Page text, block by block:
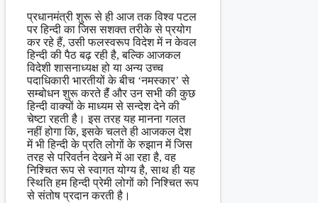
प्रधानमंत्री शुरू से ही आज तक विश्व पटल
पर हिन्दी का जिस सशक्त तरीके से प्रयोग
कर रहे हैं, उसी फलस्वरूप विदेश में न केवल
हिन्दी की पैठ बढ़ रही है, बल्कि आजकल
विदेशी शासनाध्यक्ष हो या अन्य उच्च
पदाधिकारी भारतीयों के बीच ‘नमस्कार’ से
सम्बोधन शुरू करते हैंं और उन सभी की कुछ
हिन्दी वाक्यों के माध्यम से सन्देश देने की
चेष्टा रहती है। इस तरह यह मानना गलत
नहीं होगा कि, इसके चलते ही आजकल देश
में भी हिन्दी के प्रति लोगों के रुझान में जिस
तरह से परिवर्तन देखने में आ रहा है, वह
निश्चित रूप से स्वागत योग्य है, साथ ही यह
स्थिति हम हिन्दी प्रेमी लोगों को निश्चित रूप
से संतोष प्रदान करती है।